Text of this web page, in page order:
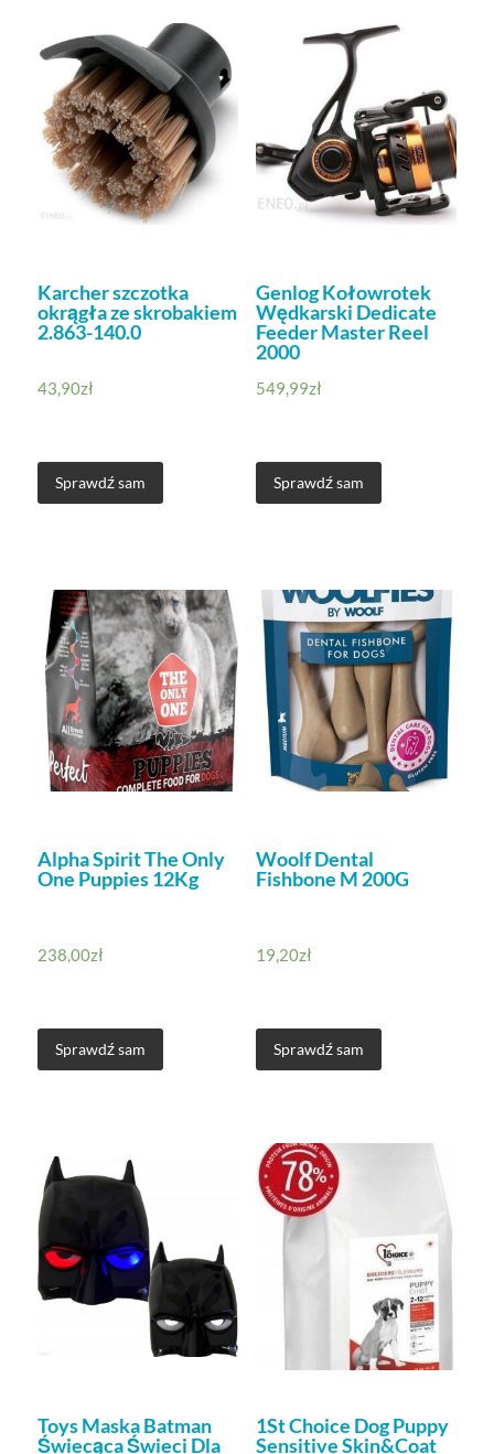
Karcher szczotka
okrągła ze skrobakiem
2.863-140.0
43,90zł
Sprawdź sam
Genlog Kołowrotek
Wędkarski Dedicate
Feeder Master Reel
2000
549,99zł
Sprawdź sam
Alpha Spirit The Only
One Puppies 12Kg
238,00zł
Sprawdź sam
Woolf Dental
Fishbone M 200G
19,20zł
Sprawdź sam
Toys Maska Batman
Świecąca Świeci Dla
1St Choice Dog Puppy
Sensitive Skin&Coat